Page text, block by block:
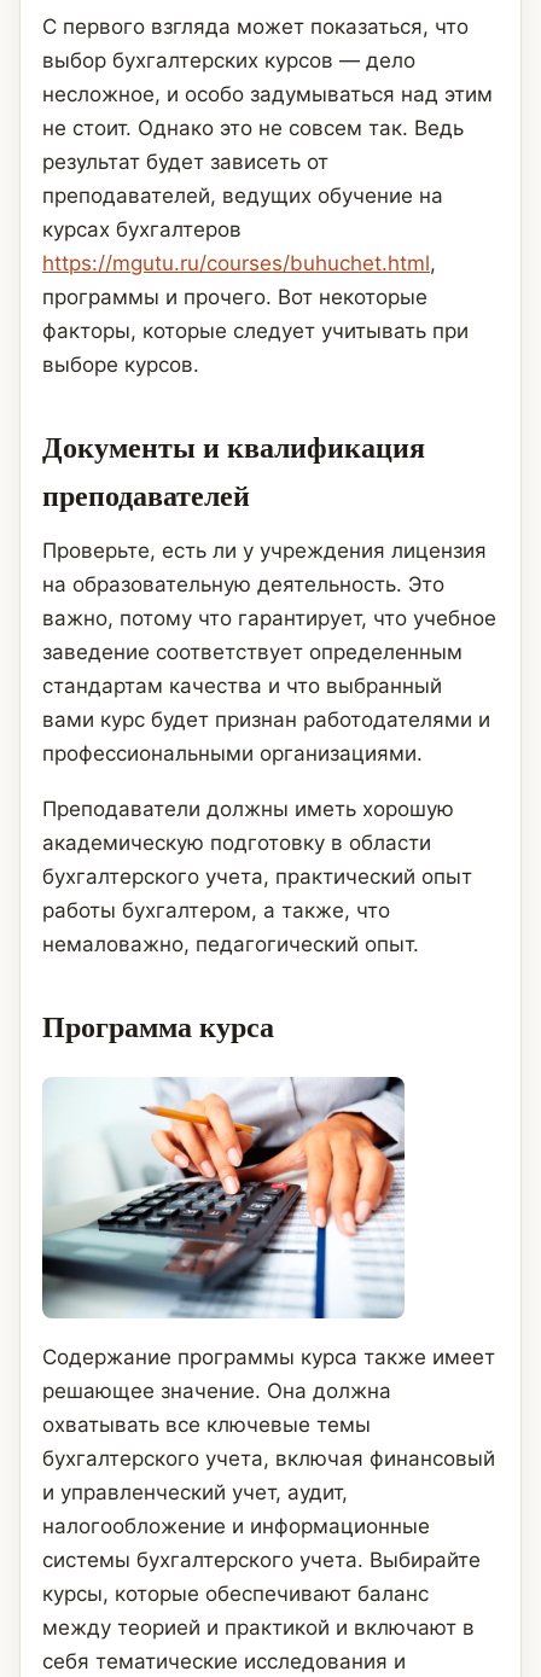
С первого взгляда может показаться, что
выбор бухгалтерских курсов — дело
несложное, и особо задумываться над этим
не стоит. Однако это не совсем так. Ведь
результат будет зависеть от
преподавателей, ведущих обучение на
курсах бухгалтеров
https://mgutu.ru/courses/buhuchet.html,
программы и прочего. Вот некоторые
факторы, которые следует учитывать при
выборе курсов.
Документы и квалификация
преподавателей
Проверьте, есть ли у учреждения лицензия
на образовательную деятельность. Это
важно, потому что гарантирует, что учебное
заведение соответствует определенным
стандартам качества и что выбранный
вами курс будет признан работодателями и
профессиональными организациями.
Преподаватели должны иметь хорошую
академическую подготовку в области
бухгалтерского учета, практический опыт
работы бухгалтером, а также, что
немаловажно, педагогический опыт.
Программа курса
Содержание программы курса также имеет
решающее значение. Она должна
охватывать все ключевые темы
бухгалтерского учета, включая финансовый
и управленческий учет, аудит,
налогообложение и информационные
системы бухгалтерского учета. Выбирайте
курсы, которые обеспечивают баланс
между теорией и практикой и включают в
себя тематические исследования и